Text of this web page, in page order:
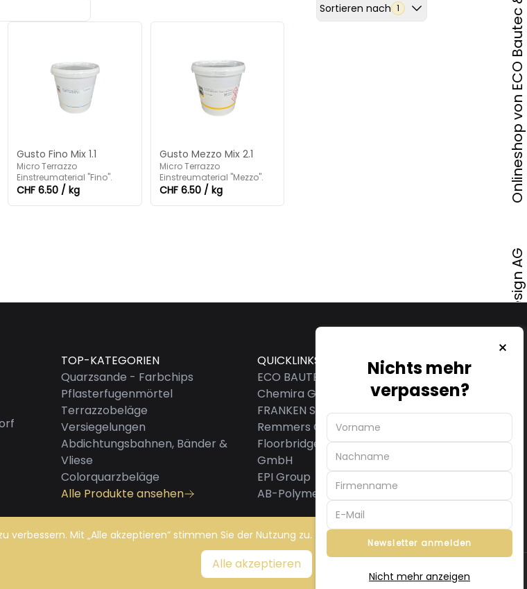
Sortieren nach 1
Gusto Fino Mix 1.1
Micro Terrazzo
Einstreumaterial "Fino".
CHF 6.50 / kg
Gusto Mezzo Mix 2.1
Micro Terrazzo
Einstreumaterial "Mezzo".
CHF 6.50 / kg
Onlineshop von ECO Bautec & Design AG
TOP-KATEGORIEN
Quarzsande - Farbchips
Pflasterfugenmörtel
Terrazzobeläge
Versiegelungen
Abdichtungsbahnen, Bänder &
Vliese
Colorquarzbeläge
Alle Produkte ansehen
QUICKLINKS
ECO BAUTEC & DESIGN AG
Chemira GmbH
FRANKEN SYSTEMS GMBH
Remmers GmbH
Floorbridge International
GmbH
EPI Group
AB-Polymerchemie GmbH
Powered by:ECO Bautec & Design AG
Nichts mehr
verpassen?
Newsletter anmelden
Nicht mehr anzeigen
verbessern. Mit „Alle akzeptieren“ stimmen Sie der Nutzung zu.
Alle akzeptieren